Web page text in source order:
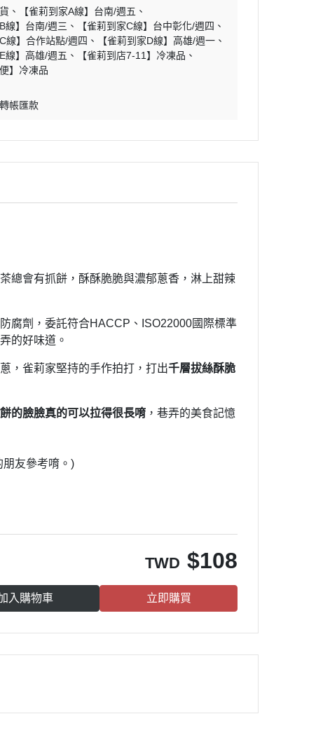
【雀莉到家A線】台南/週五
線】台南/週三
【雀莉到家C線】台中彰化/週四
線】合作站點/週四
【雀莉到家D線】高雄/週一
線】高雄/週五
【雀莉到店7-11】冷凍品
】冷凍品
轉帳匯款
總會有抓餅，酥酥脆脆與濃郁蔥香，淋上甜辣
腐劑，委託符合HACCP、ISO22000國際標準
的好味道。
，雀莉家堅持的手作拍打，打出千層拔絲酥脆
的臉臉真的可以拉得很長唷 ，巷弄的美食記憶
友參考唷。)
TWD $108
入購物車 立即購買